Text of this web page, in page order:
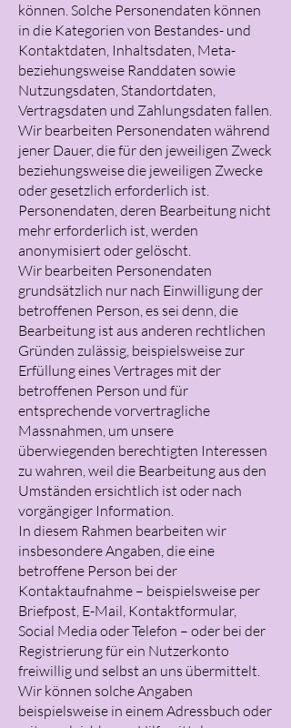
können. Solche Personendaten können
in die Kategorien von Bestandes- und
Kontaktdaten, Inhaltsdaten, Meta-
beziehungsweise Randdaten sowie
Nutzungsdaten, Standortdaten,
Vertragsdaten und Zahlungsdaten fallen.
Wir bearbeiten Personendaten während
jener Dauer, die für den jeweiligen Zweck
beziehungsweise die jeweiligen Zwecke
oder gesetzlich erforderlich ist.
Personendaten, deren Bearbeitung nicht
mehr erforderlich ist, werden
anonymisiert oder gelöscht.
Wir bearbeiten Personendaten
grundsätzlich nur nach Einwilligung der
betroffenen Person, es sei denn, die
Bearbeitung ist aus anderen rechtlichen
Gründen zulässig, beispielsweise zur
Erfüllung eines Vertrages mit der
betroffenen Person und für
entsprechende vorvertragliche
Massnahmen, um unsere
überwiegenden berechtigten Interessen
zu wahren, weil die Bearbeitung aus den
Umständen ersichtlich ist oder nach
vorgängiger Information.
In diesem Rahmen bearbeiten wir
insbesondere Angaben, die eine
betroffene Person bei der
Kontaktaufnahme – beispielsweise per
Briefpost, E-Mail, Kontaktformular,
Social Media oder Telefon – oder bei der
Registrierung für ein Nutzerkonto
freiwillig und selbst an uns übermittelt.
Wir können solche Angaben
beispielsweise in einem Adressbuch oder